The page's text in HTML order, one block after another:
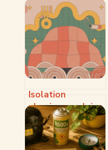
Isolation
phonique en laine
de roche :
efficacité, mise en
œuvre et limites